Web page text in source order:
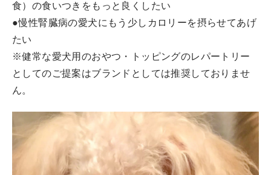
食）の食いつきをもっと良くしたい
●慢性腎臓病の愛犬にもう少しカロリーを摂らせてあげ
たい
※健常な愛犬用のおやつ・トッピングのレパートリー
としてのご提案はブランドとしては推奨しておりませ
ん。